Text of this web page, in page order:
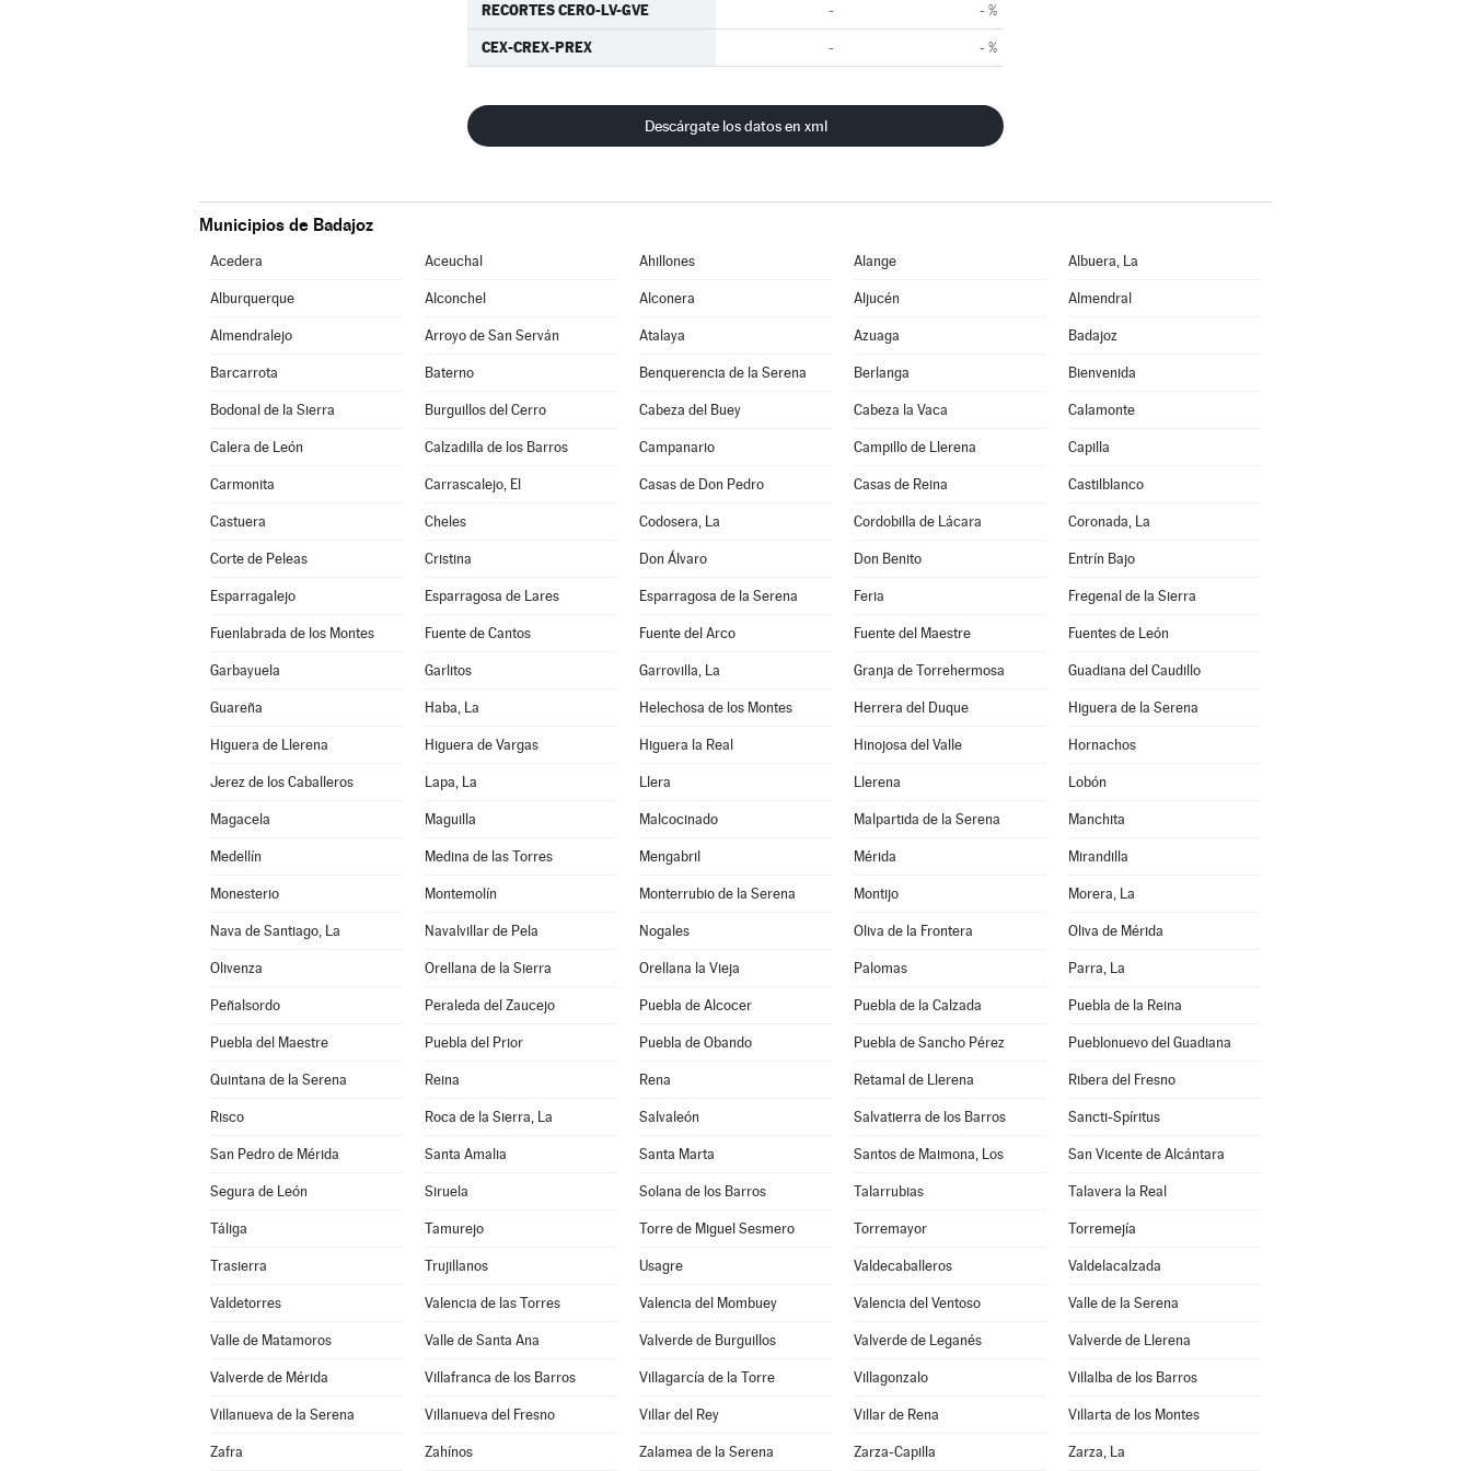
RECORTES CERO-LV-GVE - - %
CEX-CREX-PREX - - %
Descárgate los datos en xml
Municipios de Badajoz
Acedera Aceuchal Ahillones Alange Albuera, La
Alburquerque Alconchel Alconera Aljucén Almendral
Almendralejo Arroyo de San Serván Atalaya Azuaga Badajoz
Barcarrota Baterno Benquerencia de la Serena Berlanga Bienvenida
Bodonal de la Sierra Burguillos del Cerro Cabeza del Buey Cabeza la Vaca Calamonte
Calera de León Calzadilla de los Barros Campanario Campillo de Llerena Capilla
Carmonita Carrascalejo, El Casas de Don Pedro Casas de Reina Castilblanco
Castuera Cheles Codosera, La Cordobilla de Lácara Coronada, La
Corte de Peleas Cristina Don Álvaro Don Benito Entrín Bajo
Esparragalejo Esparragosa de Lares Esparragosa de la Serena Feria Fregenal de la Sierra
Fuenlabrada de los Montes Fuente de Cantos Fuente del Arco Fuente del Maestre Fuentes de León
Garbayuela Garlitos Garrovilla, La Granja de Torrehermosa Guadiana del Caudillo
Guareña Haba, La Helechosa de los Montes Herrera del Duque Higuera de la Serena
Higuera de Llerena Higuera de Vargas Higuera la Real Hinojosa del Valle Hornachos
Jerez de los Caballeros Lapa, La Llera Llerena Lobón
Magacela Maguilla Malcocinado Malpartida de la Serena Manchita
Medellín Medina de las Torres Mengabril Mérida Mirandilla
Monesterio Montemolín Monterrubio de la Serena Montijo Morera, La
Nava de Santiago, La Navalvillar de Pela Nogales Oliva de la Frontera Oliva de Mérida
Olivenza Orellana de la Sierra Orellana la Vieja Palomas Parra, La
Peñalsordo Peraleda del Zaucejo Puebla de Alcocer Puebla de la Calzada Puebla de la Reina
Puebla del Maestre Puebla del Prior Puebla de Obando Puebla de Sancho Pérez Pueblonuevo del Guadiana
Quintana de la Serena Reina Rena Retamal de Llerena Ribera del Fresno
Risco Roca de la Sierra, La Salvaleón Salvatierra de los Barros Sancti-Spíritus
San Pedro de Mérida Santa Amalia Santa Marta Santos de Maimona, Los San Vicente de Alcántara
Segura de León Siruela Solana de los Barros Talarrubias Talavera la Real
Táliga Tamurejo Torre de Miguel Sesmero Torremayor Torremejía
Trasierra Trujillanos Usagre Valdecaballeros Valdelacalzada
Valdetorres Valencia de las Torres Valencia del Mombuey Valencia del Ventoso Valle de la Serena
Valle de Matamoros Valle de Santa Ana Valverde de Burguillos Valverde de Leganés Valverde de Llerena
Valverde de Mérida Villafranca de los Barros Villagarcía de la Torre Villagonzalo Villalba de los Barros
Villanueva de la Serena Villanueva del Fresno Villar del Rey Villar de Rena Villarta de los Montes
Zafra Zahínos Zalamea de la Serena Zarza-Capilla Zarza, La